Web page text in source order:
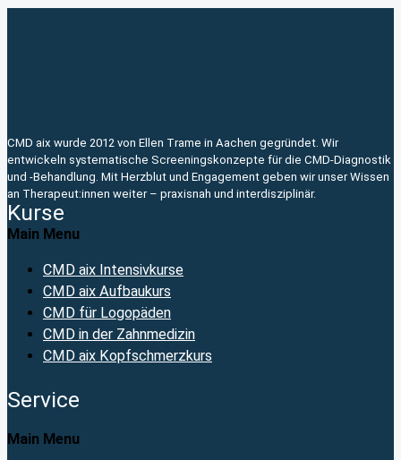
CMD aix wurde 2012 von Ellen Trame in Aachen gegründet. Wir
entwickeln systematische Screeningskonzepte für die CMD-Diagnostik
und -Behandlung. Mit Herzblut und Engagement geben wir unser Wissen
an Therapeut:innen weiter – praxisnah und interdisziplinär.
Kurse
Main Menu
CMD aix Intensivkurse
CMD aix Aufbaukurs
CMD für Logopäden
CMD in der Zahnmedizin
CMD aix Kopfschmerzkurs
Service
Main Menu